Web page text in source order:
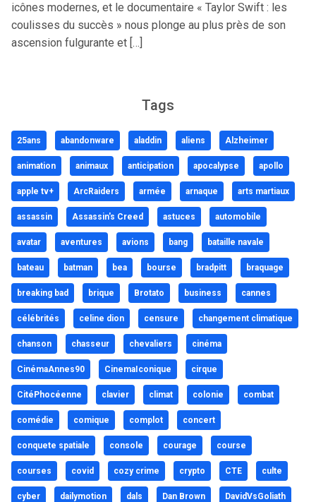
icônes modernes, et le documentaire « Taylor Swift : les
coulisses du succès » nous plonge au plus près de son
ascension fulgurante et […]
Tags
25ans abandonware aladdin aliens Alzheimer
animation animaux anticipation apocalypse apollo
apple tv+ ArcRaiders armée arnaque arts martiaux
assassin Assassin's Creed astuces automobile
avatar aventures avions bang bataille navale
bateau batman bea bourse bradpitt braquage
breaking bad brique Brotato business cannes
célébrités celine dion censure changement climatique
chanson chasseur chevaliers cinéma
CinémaAnnes90 CinemaIconique cirque
CitéPhocéenne clavier climat colonie combat
comédie comique complot concert
conquete spatiale console courage course
courses covid cozy crime crypto CTE culte
cyber dailymotion dals Dan Brown DavidVsGoliath